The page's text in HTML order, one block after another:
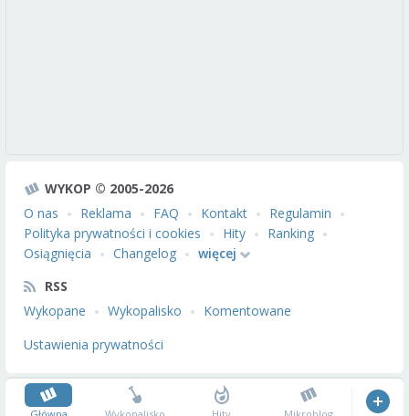
WYKOP © 2005-2026
O nas
Reklama FAQ Kontakt
Regulamin
Polityka prywatności i cookies
Hity
Ranking
Osiągnięcia
Changelog
więcej
RSS
Wykopane
Wykopalisko
Komentowane
Ustawienia prywatności
Główna Wykopalisko Hity Mikroblog